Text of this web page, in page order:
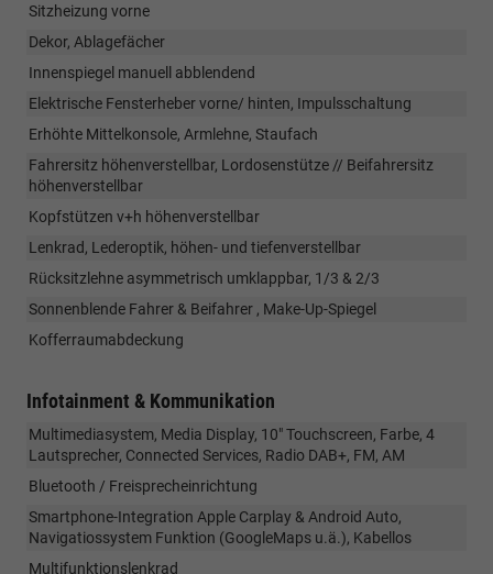
Sitzheizung vorne
Dekor, Ablagefächer
Innenspiegel manuell abblendend
Elektrische Fensterheber vorne/ hinten, Impulsschaltung
Erhöhte Mittelkonsole, Armlehne, Staufach
Fahrersitz höhenverstellbar, Lordosenstütze // Beifahrersitz
höhenverstellbar
Kopfstützen v+h höhenverstellbar
Lenkrad, Lederoptik, höhen- und tiefenverstellbar
Rücksitzlehne asymmetrisch umklappbar, 1/3 & 2/3
Sonnenblende Fahrer & Beifahrer , Make-Up-Spiegel
Kofferraumabdeckung
Infotainment & Kommunikation
Multimediasystem, Media Display, 10" Touchscreen, Farbe, 4
Lautsprecher, Connected Services, Radio DAB+, FM, AM
Bluetooth / Freisprecheinrichtung
Smartphone-Integration Apple Carplay & Android Auto,
Navigatiossystem Funktion (GoogleMaps u.ä.), Kabellos
Multifunktionslenkrad